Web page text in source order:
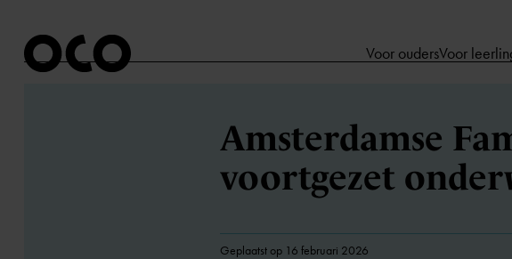
Voor oudersVoor
Amsterdamse
voortgezet
Geplaatst op 16 februari 2026